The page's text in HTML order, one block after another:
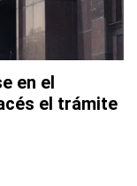
en el
el trámite